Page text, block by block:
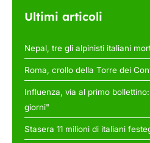
Ultimi articoli
Nepal, tre gli alpinisti italiani
Roma, crollo della Torre dei
Influenza, via al primo
giorni"
Stasera 11 milioni di italiani